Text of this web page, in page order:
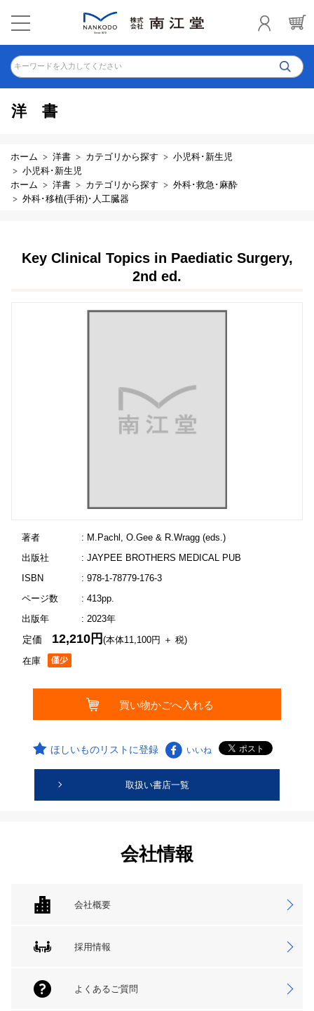
キーワードを入力してください
洋書
ホーム 洋書 カテゴリから探す
小児科･新生児
小児科･新生児
ホーム
洋書 カテゴリから探す
外科･救急･麻酔
外科･移植(手術)･人工臓器
Key Clinical Topics in Paediatic Surgery,
2nd ed.
著者
: M.Pachl, O.Gee & R.Wragg (eds.)
出版社
: JAYPEE BROTHERS MEDICAL PUB
ISBN
: 978-1-78779-176-3
ページ数
: 413pp.
出版年
: 2023年
在庫
定価 12,210円(本体11,100円 ＋ 税)
ほしいものリストに登録 いいね
取扱い書店一覧
会社情報
会社概要
採用情報
よくあるご質問